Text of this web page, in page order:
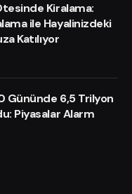
Kiralama:
ile Hayalinizdeki
Katılıyor
Gününde 6,5 Trilyon
Piyasalar Alarm